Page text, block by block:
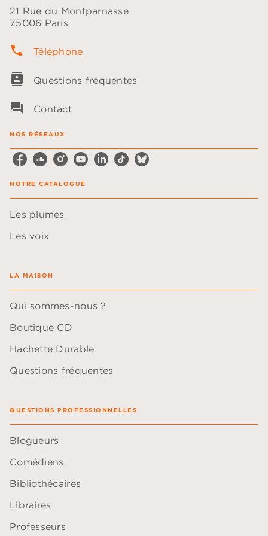
21 Rue du Montparnasse
75006 Paris
phone Téléphone
contacts Questions fréquentes
question_answer Contact
NOS RÉSEAUX
NOTRE CATALOGUE
Les plumes
Les voix
LA MAISON
Qui sommes-nous ?
Boutique CD
Hachette Durable
Questions fréquentes
QUESTIONS PROFESSIONNELLES
Blogueurs
Comédiens
Bibliothécaires
Libraires
Professeurs